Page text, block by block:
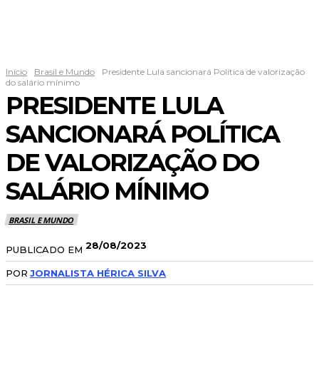
Início Brasil e Mundo
Presidente Lula sancionará Política de valorização
do salário mínimo
PRESIDENTE LULA
SANCIONARÁ POLÍTICA
DE VALORIZAÇÃO DO
SALÁRIO MÍNIMO
BRASIL E MUNDO
PUBLICADO EM 28/08/2023
POR JORNALISTA HÉRICA SILVA